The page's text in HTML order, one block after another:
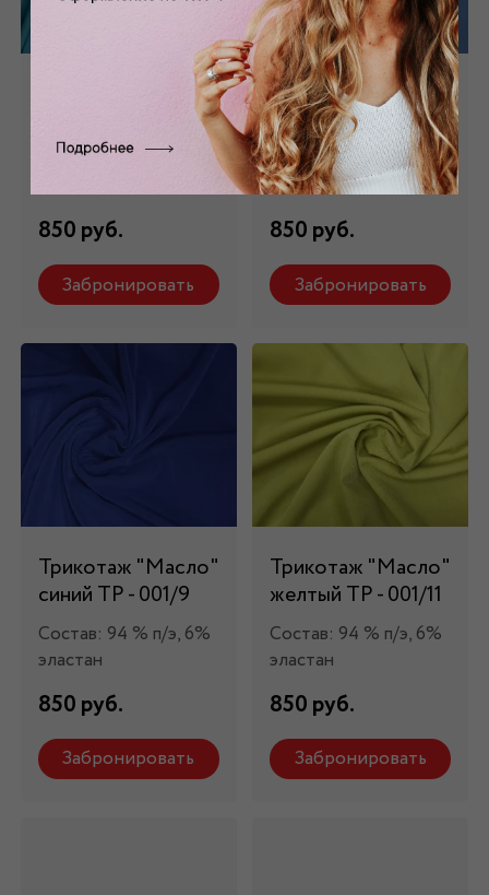
Трикотаж "Масло"
голубой ТР - 001/7
Состав: 94 % п/э, 6%
850 руб.
Забронировать
Трикотаж "Масло"
голубой ТР - 001/8
Состав: 94 % п/э, 6%
эластан
850 руб.
Забронировать
Трикотаж "Масло"
синий ТР - 001/9
Состав: 94 % п/э, 6%
эластан
850 руб.
Забронировать
Трикотаж "Масло"
желтый ТР - 001/11
Состав: 94 % п/э, 6%
эластан
850 руб.
Забронировать